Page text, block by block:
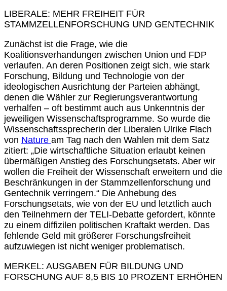
LIBERALE: MEHR FREIHEIT FÜR
STAMMZELLENFORSCHUNG UND GENTECHNIK
Zunächst ist die Frage, wie die
Koalitionsverhandungen zwischen Union und FDP
verlaufen. An deren Positionen zeigt sich, wie stark
Forschung, Bildung und Technologie von der
ideologischen Ausrichtung der Parteien abhängt,
denen die Wähler zur Regierungsverantwortung
verhalfen – oft bestimmt auch aus Unkenntnis der
jeweiligen Wissenschaftsprogramme. So wurde die
Wissenschaftssprecherin der Liberalen Ulrike Flach
von Nature am Tag nach den Wahlen mit dem Satz
zitiert: „Die wirtschaftliche Situation erlaubt keinen
übermäßigen Anstieg des Forschungsetats. Aber wir
wollen die Freiheit der Wissenschaft erweitern und die
Beschränkungen in der Stammzellenforschung und
Gentechnik verringern.“ Die Anhebung des
Forschungsetats, wie von der EU und letztlich auch
den Teilnehmern der TELI-Debatte gefordert, könnte
zu einem diffizilen politischen Kraftakt werden. Das
fehlende Geld mit größerer Forschungsfreiheit
aufzuwiegen ist nicht weniger problematisch.
MERKEL: AUSGABEN FÜR BILDUNG UND
FORSCHUNG AUF 8,5 BIS 10 PROZENT ERHÖHEN